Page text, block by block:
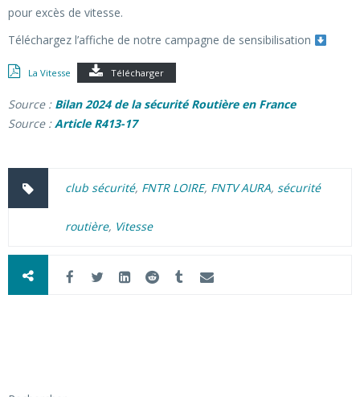
pour excès de vitesse.
Téléchargez l’affiche de notre campagne de sensibilisation
La Vitesse Télécharger
Source : Bilan 2024 de la sécurité Routière en France
Source :Article R413-17
club sécurité, FNTR LOIRE, FNTV AURA, sécurité
routière, Vitesse